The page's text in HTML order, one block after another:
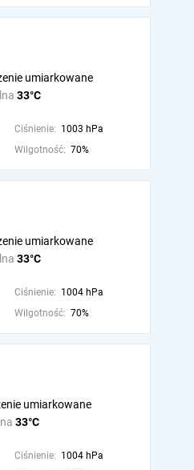
33°C
umiarkowane
Ciśnienie: 1003 hPa
Wilgotność: 70%
33°C
umiarkowane
Ciśnienie: 1004 hPa
Wilgotność: 70%
33°C
umiarkowane
Ciśnienie: 1004 hPa